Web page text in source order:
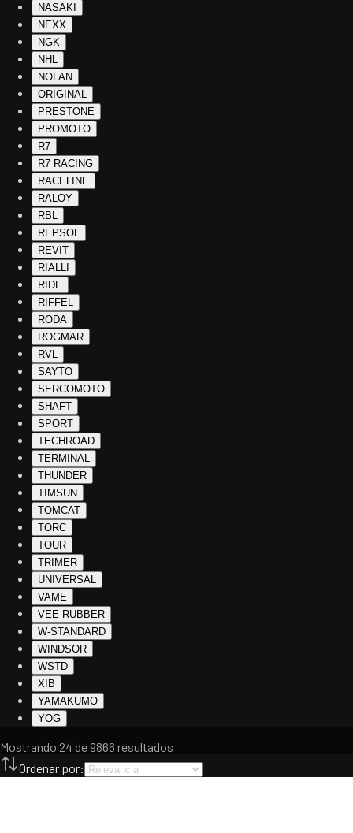
NASAKI
NEXX
NGK
NHL
NOLAN
ORIGINAL
PRESTONE
PROMOTO
R7
R7 RACING
RACELINE
RALOY
RBL
REPSOL
REVIT
RIALLI
RIDE
RIFFEL
RODA
ROGMAR
RVL
SAYTO
SERCOMOTO
SHAFT
SPORT
TECHROAD
TERMINAL
THUNDER
TIMSUN
TOMCAT
TORC
TOUR
TRIMER
UNIVERSAL
VAME
VEE RUBBER
W-STANDARD
WINDSOR
WSTD
XIB
YAMAKUMO
YOG
Mostrando 24 de 9866 resultados
Ordenar por: